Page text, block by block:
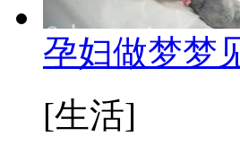
孕妇做梦梦
[生活]